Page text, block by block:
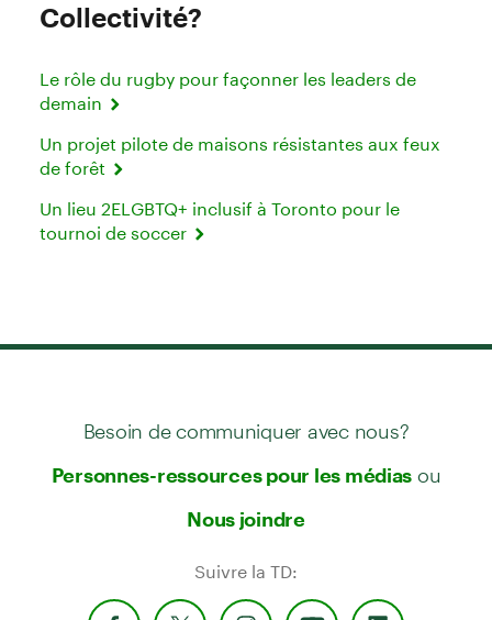
Collectivité?
Le rôle du rugby pour façonner les leaders de
demain
Un projet pilote de maisons résistantes aux feux
de forêt
Un lieu 2ELGBTQ+ inclusif à Toronto pour le
tournoi de soccer
Besoin de communiquer avec nous?
Personnes-ressources pour les médias ou
Nous joindre
Suivre la TD: